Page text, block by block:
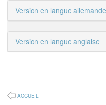
Version en langue allemande
Version en langue anglaise
ACCUEIL